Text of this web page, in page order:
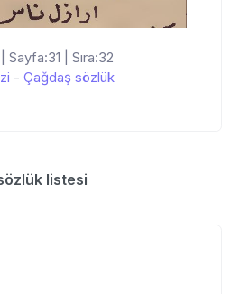
Sayfa:31 | Sıra:32
- Çağdaş sözlük
listesi